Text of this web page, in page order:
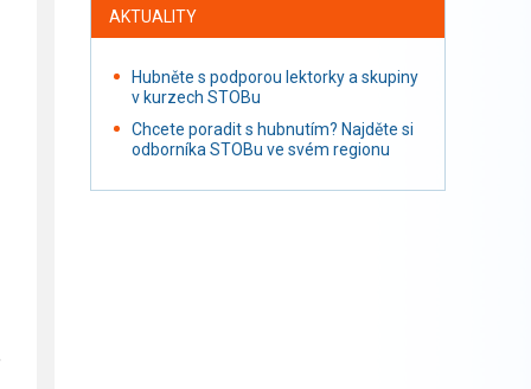
AKTUALITY
Hubněte s podporou lektorky a skupiny
v kurzech STOBu
Chcete poradit s hubnutím? Najděte si
odborníka STOBu ve svém regionu